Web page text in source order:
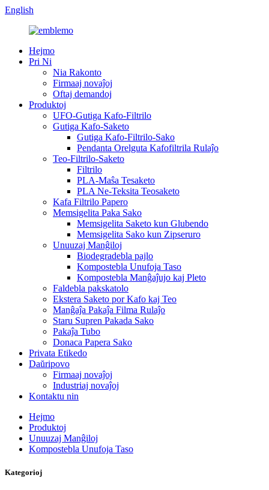
English
Hejmo
Pri Ni
Nia Rakonto
Firmaaj novaĵoj
Oftaj demandoj
Produktoj
UFO-Gutiga Kafo-Filtrilo
Gutiga Kafo-Saketo
Gutiga Kafo-Filtrilo-Sako
Pendanta Orelguta Kafofiltrila Rulaĵo
Teo-Filtrilo-Saketo
Filtrilo
PLA-Maŝa Tesaketo
PLA Ne-Teksita Teosaketo
Kafa Filtrilo Papero
Memsigelita Paka Sako
Memsigelita Saketo kun Glubendo
Memsigelita Sako kun Zipseruro
Unuuzaj Manĝiloj
Biodegradebla pajlo
Kompostebla Unufoja Taso
Kompostebla Manĝaĵujo kaj Pleto
Faldebla pakskatolo
Ekstera Saketo por Kafo kaj Teo
Manĝaĵa Pakaĵa Filma Rulaĵo
Staru Supren Pakada Sako
Pakaĵa Tubo
Donaca Papera Sako
Privata Etikedo
Daŭripovo
Firmaaj novaĵoj
Industriaj novaĵoj
Kontaktu nin
Hejmo
Produktoj
Unuuzaj Manĝiloj
Kompostebla Unufoja Taso
Kategorioj